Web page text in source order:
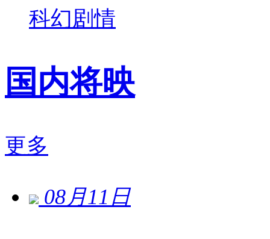
科幻剧情
国内将映
更多
08月11日